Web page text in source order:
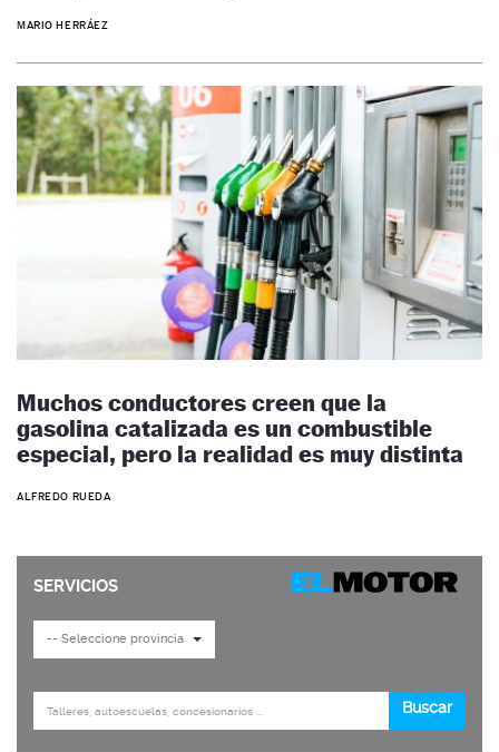
MARIO HERRÁEZ
Muchos conductores creen que la
gasolina catalizada es un combustible
especial, pero la realidad es muy distinta
ALFREDO RUEDA